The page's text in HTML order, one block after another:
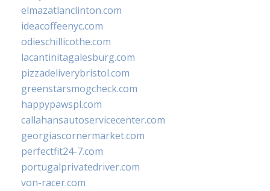
elmazatlanclinton.com
ideacoffeenyc.com
odieschillicothe.com
lacantinitagalesburg.com
pizzadeliverybristol.com
greenstarsmogcheck.com
happypawspl.com
callahansautoservicecenter.com
georgiascornermarket.com
perfectfit24-7.com
portugalprivatedriver.com
von-racer.com